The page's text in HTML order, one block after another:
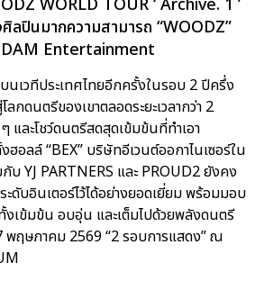
WORLD TOUR ‘ Archive. 1 ’
ลปินมากความสามารถ “WOODZ”
Entertainment
นเวทีประเทศไทยอีกครั้งในรอบ 2 ปีครึ่ง
กดนตรีของเขาตลอดระยะเวลากว่า 2
และโชว์ดนตรีสดสุดเข้มข้นที่ทำเอา
อลล์ “BEX” บริษัทอีเวนต์ออกาไนเซอร์ใน
บ YJ PARTNERS และ PROUD2 ยังคง
ดับอินเตอร์ไว้ได้อย่างยอดเยี่ยม พร้อมมอบ
เข้มข้น อบอุ่น และเต็มไปด้วยพลังดนตรี
พฤษภาคม 2569 “2 รอบการแสดง” ณ